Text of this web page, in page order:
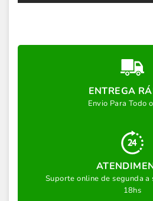
ENTREGA
Envio Para Todo
Suporte online de segunda a
18hs